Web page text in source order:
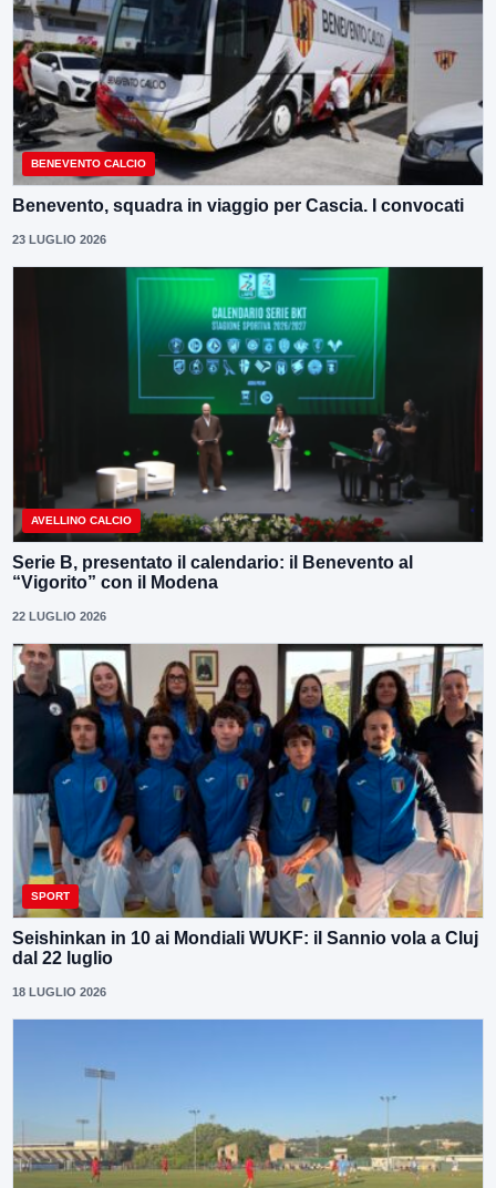
BENEVENTO CALCIO
Benevento, squadra in viaggio per Cascia. I convocati
23 LUGLIO 2026
AVELLINO CALCIO
Serie B, presentato il calendario: il Benevento al
“Vigorito” con il Modena
22 LUGLIO 2026
SPORT
Seishinkan in 10 ai Mondiali WUKF: il Sannio vola a Cluj
dal 22 luglio
18 LUGLIO 2026